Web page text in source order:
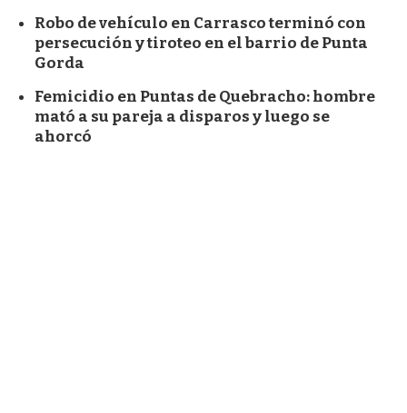
Robo de vehículo en Carrasco terminó con
persecución y tiroteo en el barrio de Punta
Gorda
Femicidio en Puntas de Quebracho: hombre
mató a su pareja a disparos y luego se
ahorcó